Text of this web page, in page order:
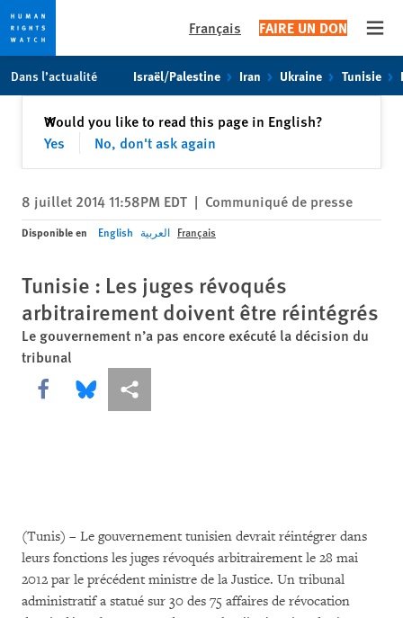
toto
content
Français FAIRE UN DON
Dans l’actualité Israël/Palestine Iran Ukraine Tunisie
Would you like to read this page in English?
Yes
No, don't ask again
✕Fermer
8 juillet 2014 11:58PM EDT | Communiqué de presse
Disponible en English العربية Français
Tunisie : Les juges révoqués
arbitrairement doivent être réintégrés
Le gouvernement n’a pas encore exécuté la décision du
tribunal
Share this via Facebook
Share this via Bluesky
Share this via Partagez
(Tunis) – Le gouvernement tunisien devrait réintégrer dans
leurs fonctions les juges révoqués arbitrairement le 28 mai
2012 par le précédent ministre de la Justice. Un tribunal
administratif a statué sur 30 des 75 affaires de révocation